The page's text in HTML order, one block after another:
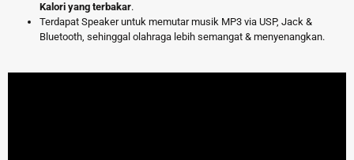
Kalori yang terbakar.
Terdapat Speaker untuk memutar musik MP3 via USP, Jack &
Bluetooth, sehinggal olahraga lebih semangat & menyenangkan.